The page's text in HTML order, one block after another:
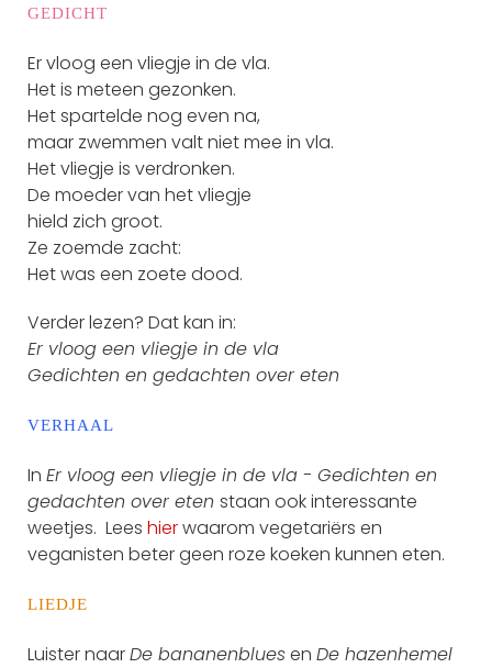
GEDICHT
Er vloog een vliegje in de vla.
Het is meteen gezonken.
Het spartelde nog even na,
maar zwemmen valt niet mee in vla.
Het vliegje is verdronken.
De moeder van het vliegje
hield zich groot.
Ze zoemde zacht:
Het was een zoete dood.
Verder lezen? Dat kan in:
Er vloog een vliegje in de vla
Gedichten en gedachten over eten
VERHAAL
In Er vloog een vliegje in de vla - Gedichten en
gedachten over eten staan ook interessante
weetjes. Lees hierwaarom vegetariërs en
veganisten beter geen roze koeken kunnen eten.
LIEDJE
Luister naarDe bananenbluesen De hazenhemel